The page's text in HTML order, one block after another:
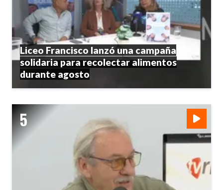
Liceo Francisco lanzó una campaña
solidaria para recolectar alimentos
durante agosto